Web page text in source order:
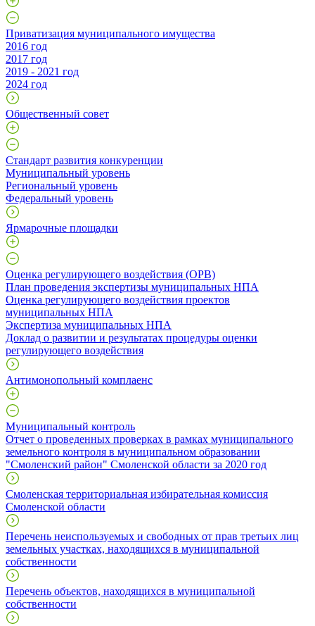
Приватизация муниципального имущества
2016 год
2017 год
2019 - 2021 год
2024 год
Общественный совет
Стандарт развития конкуренции
Муниципальный уровень
Региональный уровень
Федеральный уровень
Ярмарочные площадки
Оценка регулирующего воздействия (ОРВ)
План проведения экспертизы муниципальных НПА
Оценка регулирующего воздействия проектов
муниципальных НПА
Экспертиза муниципальных НПА
Доклад о развитии и результатах процедуры оценки
регулирующего воздействия
Антимонопольный комплаенс
Муниципальный контроль
Отчет о проведенных проверках в рамках муниципального
земельного контроля в муниципальном образовании
"Смоленский район" Смоленской области за 2020 год
Смоленская территориальная избирательная комиссия
Смоленской области
Перечень неиспользуемых и свободных от прав третьих лиц
земельных участках, находящихся в муниципальной
собственности
Перечень объектов, находящихся в муниципальной
собственности